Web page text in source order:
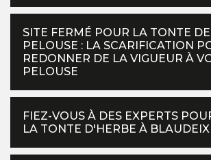
SITE FERMÉ POUR LA TONTE
PELOUSE : LA SCARIFICATION
REDONNER DE LA VIGUEUR À
PELOUSE
FIEZ-VOUS À DES EXPERTS
LA TONTE D'HERBE À BLAUDEIX